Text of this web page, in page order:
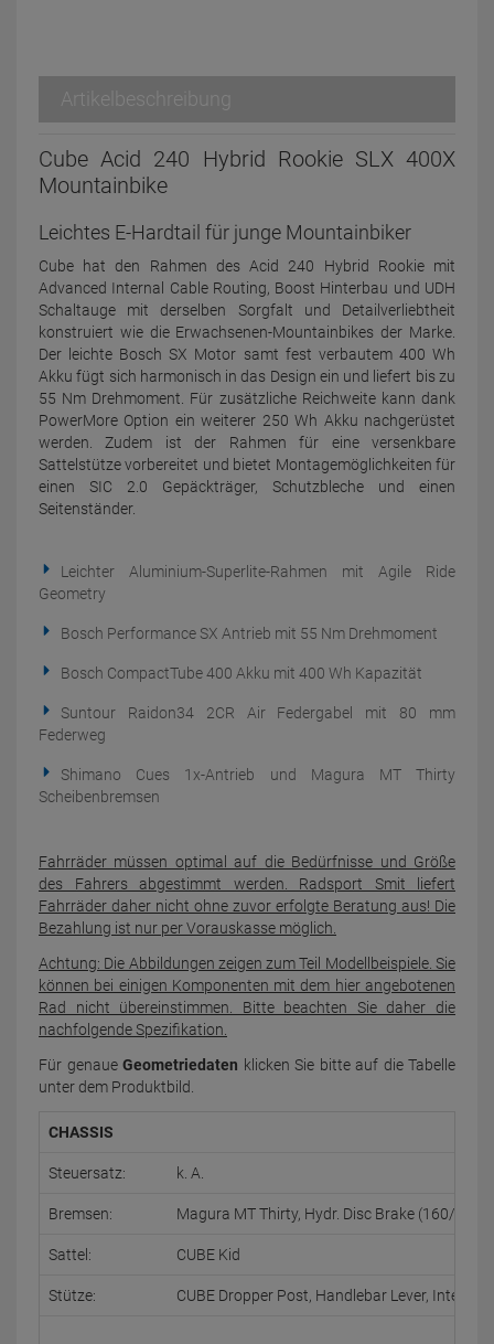
Artikelbeschreibung
Cube Acid 240 Hybrid Rookie SLX 400X
Mountainbike
Leichtes E-Hardtail für junge Mountainbiker
Cube hat den Rahmen des Acid 240 Hybrid Rookie mit
Advanced Internal Cable Routing, Boost Hinterbau und UDH
Schaltauge mit derselben Sorgfalt und Detailverliebtheit
konstruiert wie die Erwachsenen-Mountainbikes der Marke.
Der leichte Bosch SX Motor samt fest verbautem 400 Wh
Akku fügt sich harmonisch in das Design ein und liefert bis zu
55 Nm Drehmoment. Für zusätzliche Reichweite kann dank
PowerMore Option ein weiterer 250 Wh Akku nachgerüstet
werden. Zudem ist der Rahmen für eine versenkbare
Sattelstütze vorbereitet und bietet Montagemöglichkeiten für
einen SIC 2.0 Gepäckträger, Schutzbleche und einen
Seitenständer.
Leichter Aluminium-Superlite-Rahmen mit Agile Ride
Geometry
Bosch Performance SX Antrieb mit 55 Nm Drehmoment
Bosch CompactTube 400 Akku mit 400 Wh Kapazität
Suntour Raidon34 2CR Air Federgabel mit 80 mm
Federweg
Shimano Cues 1x-Antrieb und Magura MT Thirty
Scheibenbremsen
Fahrräder müssen optimal auf die Bedürfnisse und Größe
des Fahrers abgestimmt werden. Radsport Smit liefert
Fahrräder daher nicht ohne zuvor erfolgte Beratung aus! Die
Bezahlung ist nur per Vorauskasse möglich.
Achtung: Die Abbildungen zeigen zum Teil Modellbeispiele. Sie
können bei einigen Komponenten mit dem hier angebotenen
Rad nicht übereinstimmen. Bitte beachten Sie daher die
nachfolgende Spezifikation.
Für genaue Geometriedaten klicken Sie bitte auf die Tabelle
unter dem Produktbild.
CHASSIS
Steuersatz: k. A.
Bremsen: Magura MT Thirty, Hydr. Disc Brake (160/180)
Sattel: CUBE Kid
Stütze: CUBE Dropper Post, Handlebar Lever, Internal